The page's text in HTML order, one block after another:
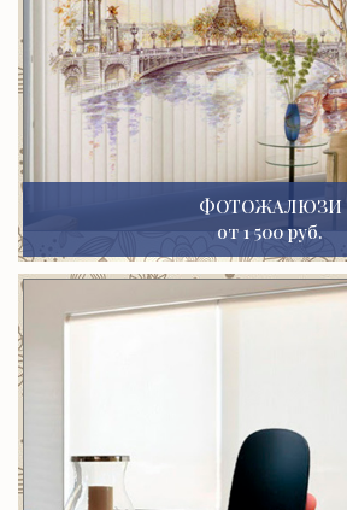
ФОТОЖАЛЮЗИ
от 1 500 руб.